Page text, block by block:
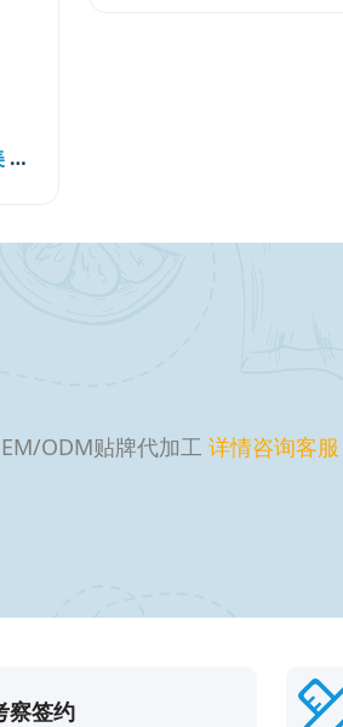
杜松精油贴牌加工 杜松精油oem加工代工 广州赛美 一站式杜松精油贴牌oem 免费打样 提供设计
ODM贴牌代加工 详情咨询客服
察签约